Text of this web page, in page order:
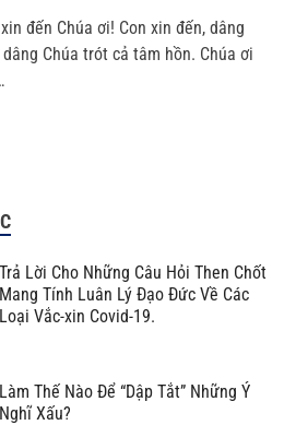
đến Chúa ơi! Con xin đến, dâng
Chúa trót cả tâm hồn. Chúa ơi
Trả Lời Cho Những Câu Hỏi Then Chốt
Mang Tính Luân Lý Đạo Đức Về Các
Loại Vắc-xin Covid-19.
Làm Thế Nào Để “Dập Tắt” Những Ý
Nghĩ Xấu?